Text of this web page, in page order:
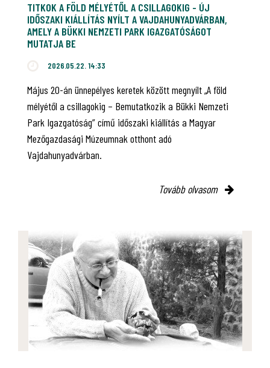
TITKOK A FÖLD MÉLYÉTŐL A CSILLAGOKIG - ÚJ
IDŐSZAKI KIÁLLÍTÁS NYÍLT A VAJDAHUNYADVÁRBAN,
AMELY A BÜKKI NEMZETI PARK IGAZGATÓSÁGOT
MUTATJA BE
2026.05.22. 14:33
Május 20-án ünnepélyes keretek között megnyílt „A föld
mélyétől a csillagokig – Bemutatkozik a Bükki Nemzeti
Park Igazgatóság” című időszaki kiállítás a Magyar
Mezőgazdasági Múzeumnak otthont adó
Vajdahunyadvárban.
Tovább olvasom